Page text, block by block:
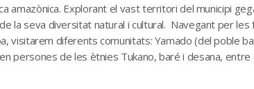
amazònica. Explorant el vast territori del municipi
la seva diversitat natural i cultural. Navegant per les
visitarem diferents comunitats: Yamado (del poble
persones de les ètnies Tukano, baré i desana, entre